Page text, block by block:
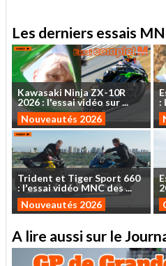
Les derniers essais
Kawasaki NinjaZX-10R
2026: l'essaividéo sur...
Nouveautés 2026
:
Trident et TigerSport 660
: l'essaividéoMNCdes...
Nouveautés 2026
A lire aussi sur le